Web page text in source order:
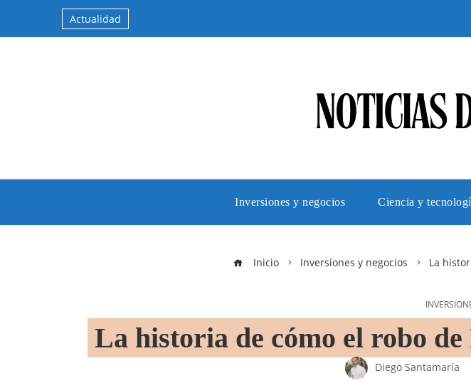
Actualidad
Inversiones y negocios Ciencia y
Inicio Inversiones y negocios La
La historia de cómo el robo
Diego Santamaría